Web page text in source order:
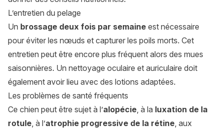
L’entretien du pelage
Un brossage deux fois par semaine est nécessaire
pour éviter les nœuds et capturer les poils morts. Cet
entretien peut être encore plus fréquent alors des mues
saisonnières. Un nettoyage oculaire et auriculaire doit
également avoir lieu avec des lotions adaptées.
Les problèmes de santé fréquents
Ce chien peut être sujet à l’alopécie, à la luxation de la
rotule, à l’atrophie progressive de la rétine, aux